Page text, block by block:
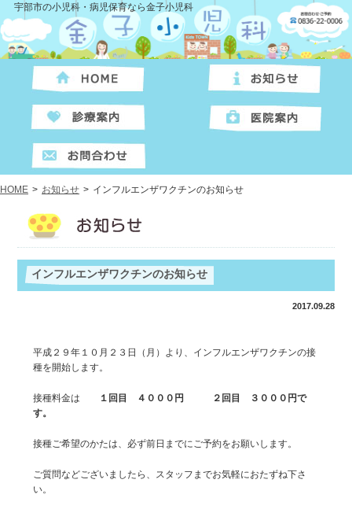
宇部市の小児科・病児保育なら金子小児科
HOME > お知らせ > インフルエンザワクチンのお知らせ
インフルエンザワクチンのお知らせ
2017.09.28
平成２９年１０月２３日（月）より、インフルエンザワクチンの接
種を開始します。
接種料金は
１回目 ４０００円 ２回目 ３０００円で
す。
接種ご希望のかたは、必ず前日までにご予約をお願いします。
ご質問などございましたら、スタッフまでお気軽におたずね下さ
い。